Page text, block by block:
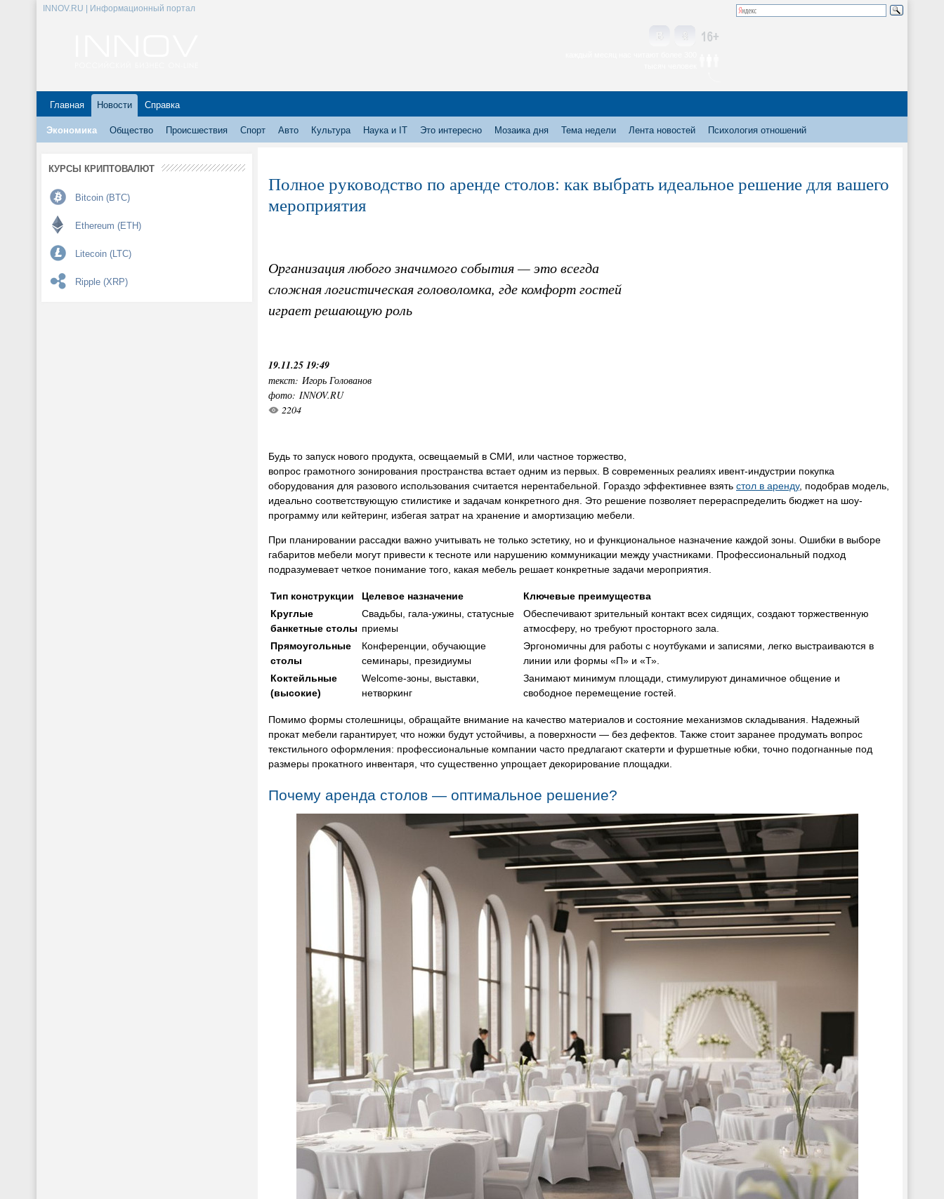
INNOV.RU | Информационный портал
Главная Новости Справка
Экономика Общество Происшествия Спорт Авто Культура Наука и IT Это интересно Мозаика дня Тема недели Лента новостей Психология отношений
КУРСЫ КРИПТОВАЛЮТ
Bitcoin (BTC)
Ethereum (ETH)
Litecoin (LTC)
Ripple (XRP)
Полное руководство по аренде столов: как выбрать идеальное решение для вашего
мероприятия
Организация любого значимого события — это всегда
сложная логистическая головоломка, где комфорт гостей
играет решающую роль
19.11.25 19:49
текст: Игорь Голованов
фото: INNOV.RU
2204
Будь то запуск нового продукта, освещаемый в СМИ, или частное торжество,
вопрос грамотного зонирования пространства встает одним из первых. В современных реалиях ивент-индустрии покупка
оборудования для разового использования считается нерентабельной. Гораздо эффективнее взять стол в аренду, подобрав модель,
идеально соответствующую стилистике и задачам конкретного дня. Это решение позволяет перераспределить бюджет на шоу-
программу или кейтеринг, избегая затрат на хранение и амортизацию мебели.
При планировании рассадки важно учитывать не только эстетику, но и функциональное назначение каждой зоны. Ошибки в выборе
габаритов мебели могут привести к тесноте или нарушению коммуникации между участниками. Профессиональный подход
подразумевает четкое понимание того, какая мебель решает конкретные задачи мероприятия.
Тип конструкции Целевое назначение
Ключевые преимущества
Круглые
банкетные столы
Свадьбы, гала-ужины, статусные
приемы
Обеспечивают зрительный контакт всех сидящих, создают торжественную
атмосферу, но требуют просторного зала.
Прямоугольные
столы
Конференции, обучающие
семинары, президиумы
Эргономичны для работы с ноутбуками и записями, легко выстраиваются в
линии или формы «П» и «Т».
Коктейльные
(высокие)
Welcome-зоны, выставки,
нетворкинг
Занимают минимум площади, стимулируют динамичное общение и
свободное перемещение гостей.
Помимо формы столешницы, обращайте внимание на качество материалов и состояние механизмов складывания. Надежный
прокат мебели гарантирует, что ножки будут устойчивы, а поверхности — без дефектов. Также стоит заранее продумать вопрос
текстильного оформления: профессиональные компании часто предлагают скатерти и фуршетные юбки, точно подогнанные под
размеры прокатного инвентаря, что существенно упрощает декорирование площадки.
Почему аренда столов — оптимальное решение?